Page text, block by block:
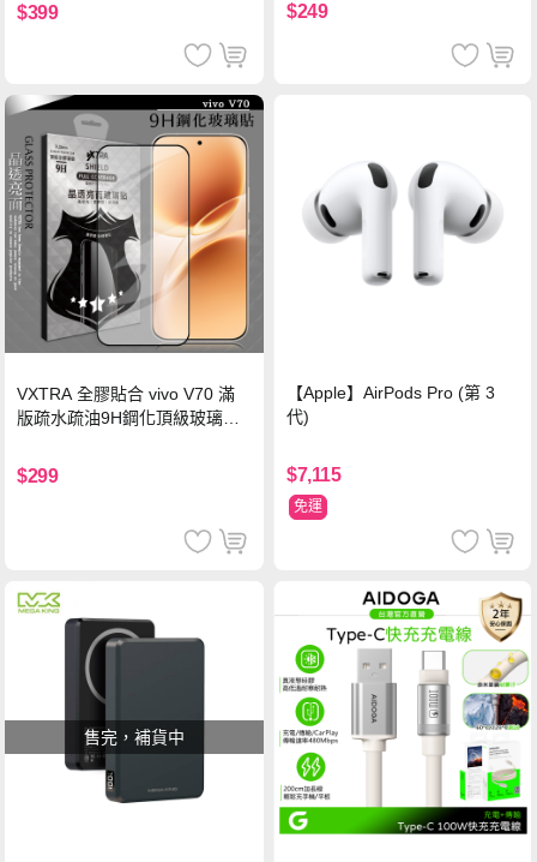
$399 $249
VXTRA 全膠貼合 vivo V70 滿
版疏水疏油9H鋼化頂級玻璃貼
$299
【Apple】AirPods Pro (第 3
代)
$7,115
免運
售完，補貨中